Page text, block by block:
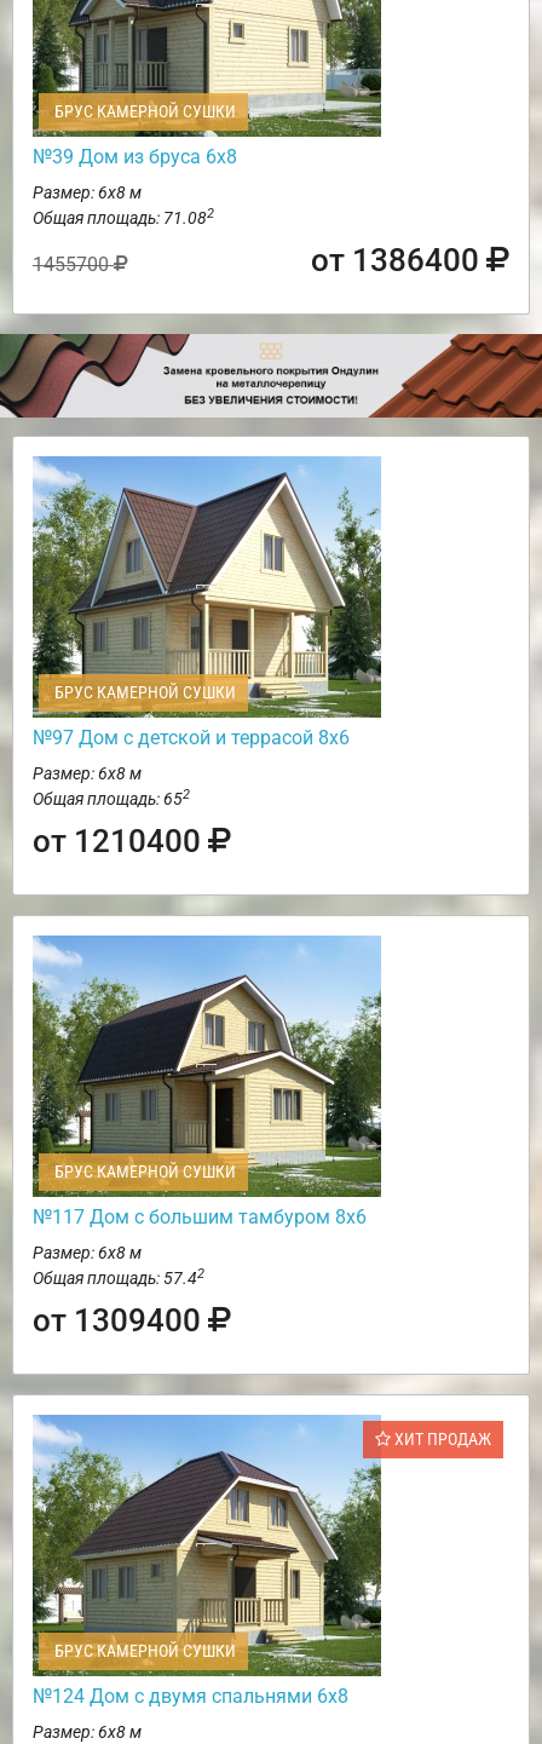
БРУС КАМЕРНОЙ СУШКИ
№39 Дом из бруса 6х8
Размер: 6х8 м
Общая площадь: 71.082
1455700 от 1386400
БРУС КАМЕРНОЙ СУШКИ
№97 Дом с детской и террасой 8х6
Размер: 6х8 м
Общая площадь: 652
от 1210400
БРУС КАМЕРНОЙ СУШКИ
№117 Дом с большим тамбуром 8х6
Размер: 6х8 м
Общая площадь: 57.42
от 1309400
ХИТ ПРОДАЖ
БРУС КАМЕРНОЙ СУШКИ
№124 Дом с двумя спальнями 6х8
Размер: 6х8 м